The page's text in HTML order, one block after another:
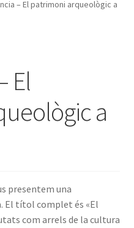
menú
– El patrimoni arqueològic a
El
a
presentem una
El títol complet és «El
com arrels de la cultura